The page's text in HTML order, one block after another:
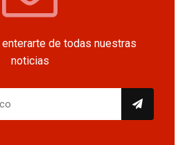
de todas nuestras
noticias